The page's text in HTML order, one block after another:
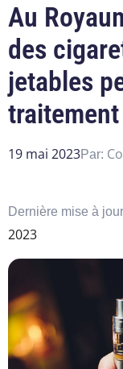
Au
des
jetables
19 mai 2023Par:
Dernière mise à
2023